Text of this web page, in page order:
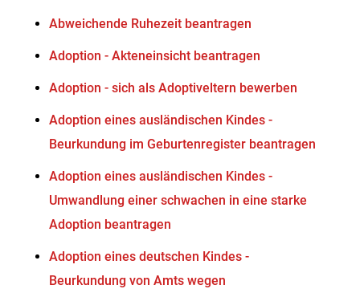
Abweichende Ruhezeit beantragen
Adoption - Akteneinsicht beantragen
Adoption - sich als Adoptiveltern bewerben
Adoption eines ausländischen Kindes -
Beurkundung im Geburtenregister beantragen
Adoption eines ausländischen Kindes -
Umwandlung einer schwachen in eine starke
Adoption beantragen
Adoption eines deutschen Kindes -
Beurkundung von Amts wegen